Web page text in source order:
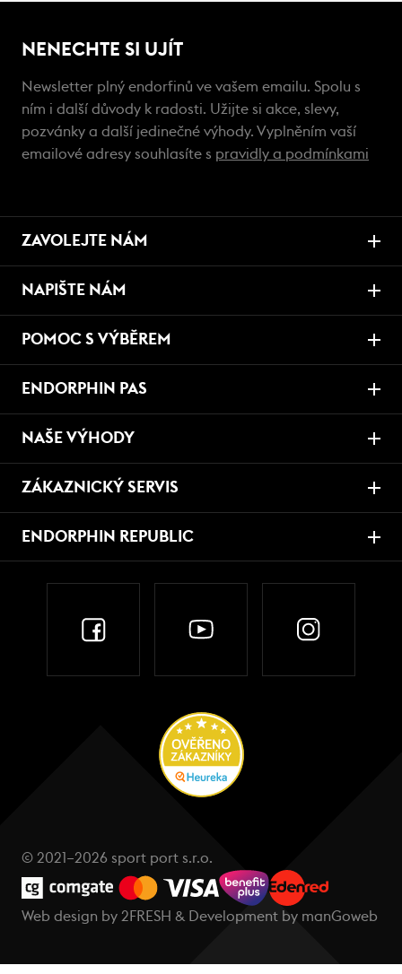
NENECHTE SI UJÍT
Newsletter plný endorfinů ve vašem emailu. Spolu s
ním i další důvody k radosti. Užijte si akce, slevy,
pozvánky a další jedinečné výhody. Vyplněním vaší
emailové adresy souhlasíte s pravidly a podmínkami
ZAVOLEJTE NÁM
NAPIŠTE NÁM
POMOC S VÝBĚREM
ENDORPHIN PAS
NAŠE VÝHODY
ZÁKAZNICKÝ SERVIS
ENDORPHIN REPUBLIC
© 2021–2026 sport port s.r.o.
Web design by 2FRESH & Development by manGoweb